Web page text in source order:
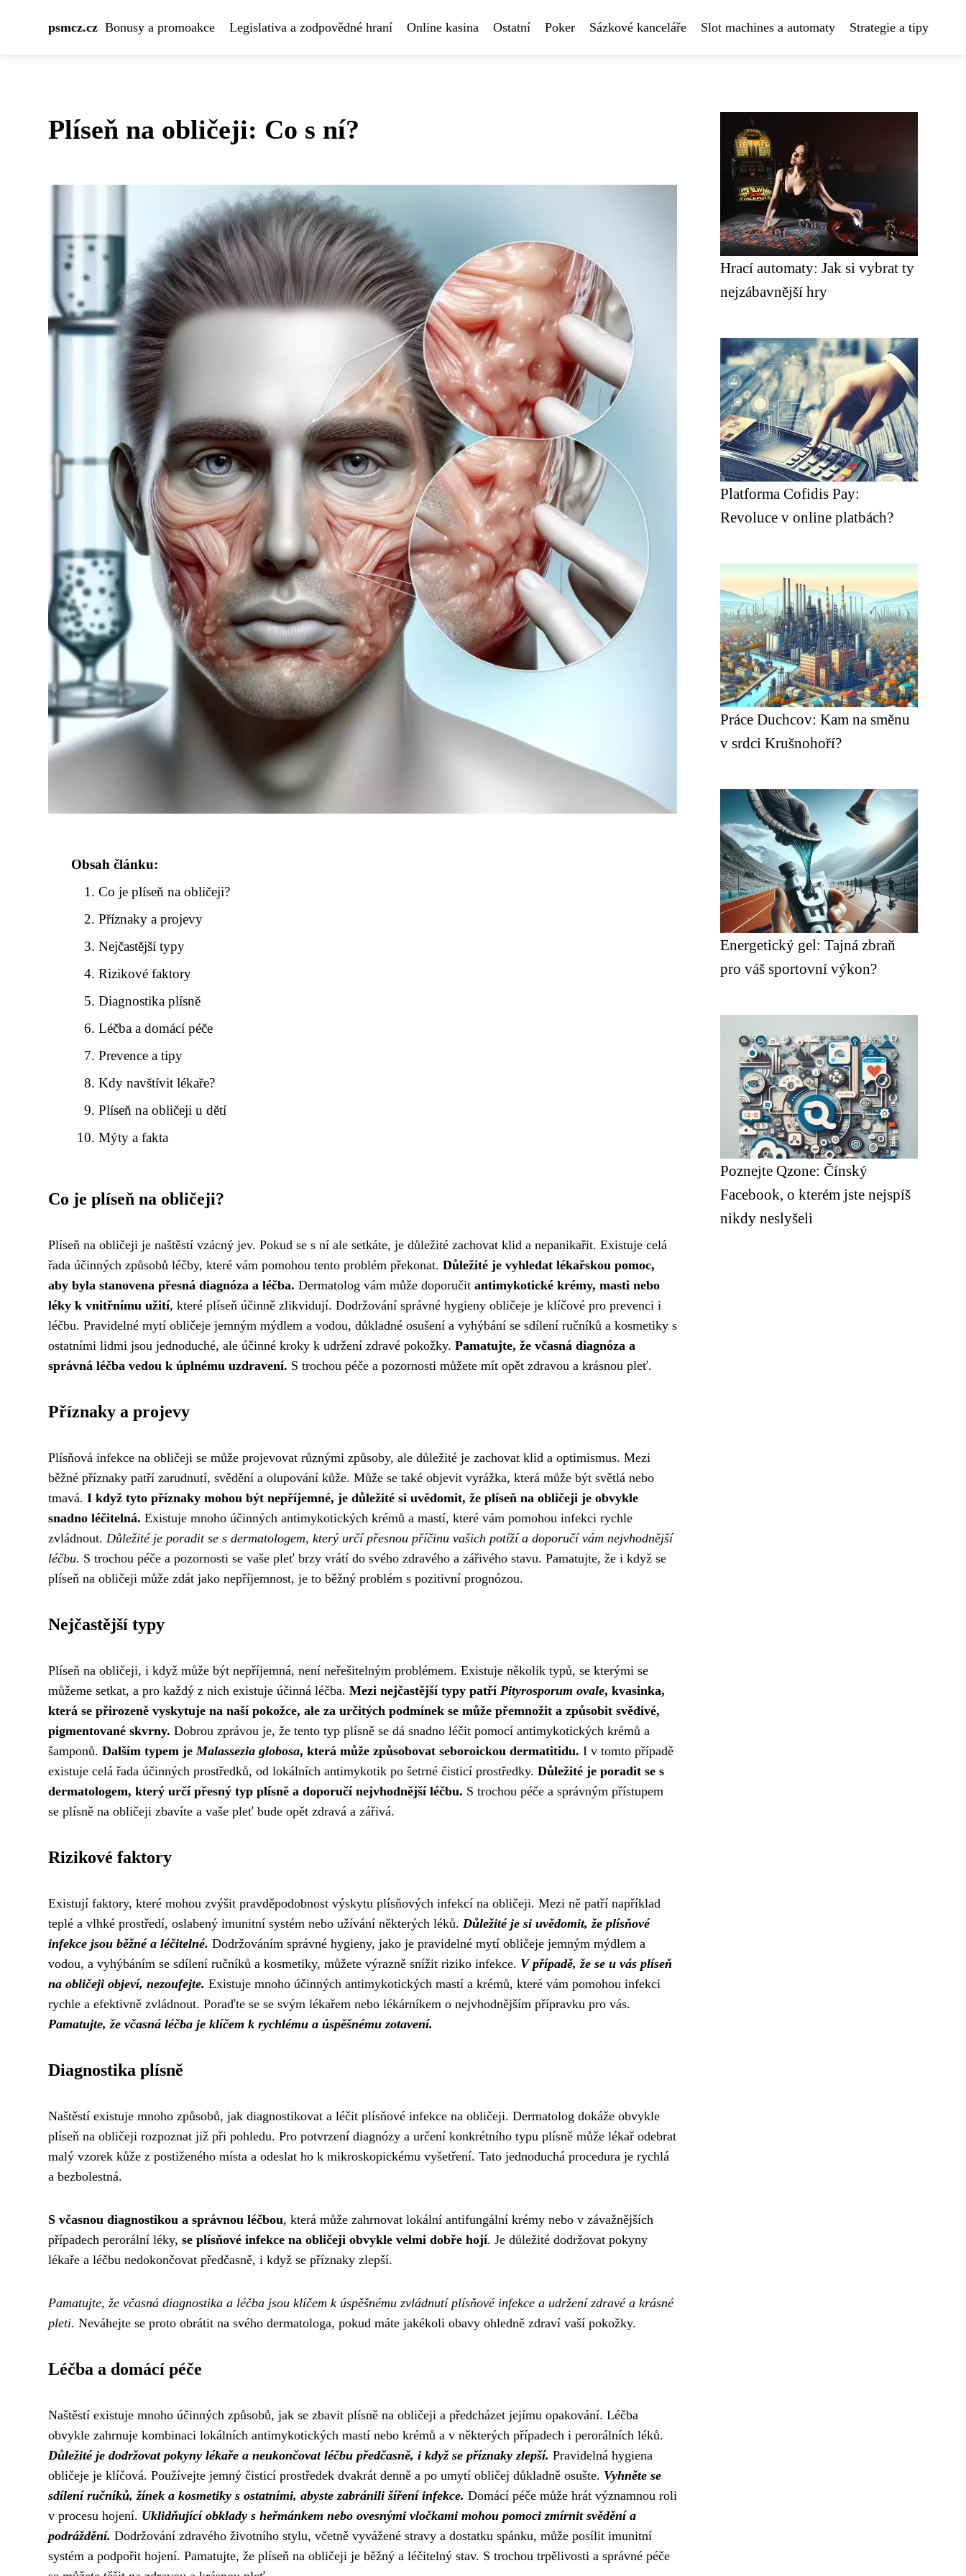
psmcz.cz Bonusy a promoakce Legislativa a zodpovědné hraní Online kasina Ostatní Poker Sázkové kanceláře Slot machines a automaty Strategie a tipy
Plíseň na obličeji: Co s ní?
Obsah článku:
Co je plíseň na obličeji?
Příznaky a projevy
Nejčastější typy
Rizikové faktory
Diagnostika plísně
Léčba a domácí péče
Prevence a tipy
Kdy navštívit lékaře?
Plíseň na obličeji u dětí
Mýty a fakta
Co je plíseň na obličeji?
Plíseň na obličeji je naštěstí vzácný jev. Pokud se s ní ale setkáte, je důležité zachovat klid a nepanikařit. Existuje celá
řada účinných způsobů léčby, které vám pomohou tento problém překonat. Důležité je vyhledat lékařskou pomoc,
aby byla stanovena přesná diagnóza a léčba. Dermatolog vám může doporučit antimykotické krémy, masti nebo
léky k vnitřnímu užití, které plíseň účinně zlikvidují. Dodržování správné hygieny obličeje je klíčové pro prevenci i
léčbu. Pravidelné mytí obličeje jemným mýdlem a vodou, důkladné osušení a vyhýbání se sdílení ručníků a kosmetiky s
ostatními lidmi jsou jednoduché, ale účinné kroky k udržení zdravé pokožky. Pamatujte, že včasná diagnóza a
správná léčba vedou k úplnému uzdravení. S trochou péče a pozornosti můžete mít opět zdravou a krásnou pleť.
Příznaky a projevy
Plísňová infekce na obličeji se může projevovat různými způsoby, ale důležité je zachovat klid a optimismus. Mezi
běžné příznaky patří zarudnutí, svědění a olupování kůže. Může se také objevit vyrážka, která může být světlá nebo
tmavá. I když tyto příznaky mohou být nepříjemné, je důležité si uvědomit, že plíseň na obličeji je obvykle
snadno léčitelná. Existuje mnoho účinných antimykotických krémů a mastí, které vám pomohou infekci rychle
zvládnout. Důležité je poradit se s dermatologem, který určí přesnou příčinu vašich potíží a doporučí vám nejvhodnější
léčbu. S trochou péče a pozornosti se vaše pleť brzy vrátí do svého zdravého a zářivého stavu. Pamatujte, že i když se
plíseň na obličeji může zdát jako nepříjemnost, je to běžný problém s pozitivní prognózou.
Nejčastější typy
Plíseň na obličeji, i když může být nepříjemná, není neřešitelným problémem. Existuje několik typů, se kterými se
můžeme setkat, a pro každý z nich existuje účinná léčba. Mezi nejčastější typy patří Pityrosporum ovale, kvasinka,
která se přirozeně vyskytuje na naší pokožce, ale za určitých podmínek se může přemnožit a způsobit svědivé,
pigmentované skvrny. Dobrou zprávou je, že tento typ plísně se dá snadno léčit pomocí antimykotických krémů a
šamponů. Dalším typem jeMalassezia globosa, která může způsobovat seboroickou dermatitidu. I v tomto případě
existuje celá řada účinných prostředků, od lokálních antimykotik po šetrné čisticí prostředky. Důležité je poradit se s
dermatologem, který určí přesný typ plísně a doporučí nejvhodnější léčbu. S trochou péče a správným přístupem
se plísně na obličeji zbavíte a vaše pleť bude opět zdravá a zářivá.
Rizikové faktory
Existují faktory, které mohou zvýšit pravděpodobnost výskytu plísňových infekcí na obličeji. Mezi ně patří například
teplé a vlhké prostředí, oslabený imunitní systém nebo užívání některých léků. Důležité je si uvědomit, že plísňové
infekce jsou běžné a léčitelné. Dodržováním správné hygieny, jako je pravidelné mytí obličeje jemným mýdlem a
vodou, a vyhýbáním se sdílení ručníků a kosmetiky, můžete výrazně snížit riziko infekce. V případě, že se u vás plíseň
na obličeji objeví, nezoufejte. Existuje mnoho účinných antimykotických mastí a krémů, které vám pomohou infekci
rychle a efektivně zvládnout. Poraďte se se svým lékařem nebo lékárníkem o nejvhodnějším přípravku pro vás.
Pamatujte, že včasná léčba je klíčem k rychlému a úspěšnému zotavení.
Diagnostika plísně
Naštěstí existuje mnoho způsobů, jak diagnostikovat a léčit plísňové infekce na obličeji. Dermatolog dokáže obvykle
plíseň na obličeji rozpoznat již při pohledu. Pro potvrzení diagnózy a určení konkrétního typu plísně může lékař odebrat
malý vzorek kůže z postiženého místa a odeslat ho k mikroskopickému vyšetření. Tato jednoduchá procedura je rychlá
a bezbolestná.
S včasnou diagnostikou a správnou léčbou, která může zahrnovat lokální antifungální krémy nebo v závažnějších
případech perorální léky, se plísňové infekce na obličeji obvykle velmi dobře hojí. Je důležité dodržovat pokyny
lékaře a léčbu nedokončovat předčasně, i když se příznaky zlepší.
Pamatujte, že včasná diagnostika a léčba jsou klíčem k úspěšnému zvládnutí plísňové infekce a udržení zdravé a krásné
pleti. Neváhejte se proto obrátit na svého dermatologa, pokud máte jakékoli obavy ohledně zdraví vaší pokožky.
Léčba a domácí péče
Naštěstí existuje mnoho účinných způsobů, jak se zbavit plísně na obličeji a předcházet jejímu opakování. Léčba
obvykle zahrnuje kombinaci lokálních antimykotických mastí nebo krémů a v některých případech i perorálních léků.
Důležité je dodržovat pokyny lékaře a neukončovat léčbu předčasně, i když se příznaky zlepší. Pravidelná hygiena
obličeje je klíčová. Používejte jemný čisticí prostředek dvakrát denně a po umytí obličej důkladně osušte. Vyhněte se
sdílení ručníků, žínek a kosmetiky s ostatními, abyste zabránili šíření infekce. Domácí péče může hrát významnou roli
v procesu hojení. Uklidňující obklady s heřmánkem nebo ovesnými vločkami mohou pomoci zmírnit svědění a
podráždění. Dodržování zdravého životního stylu, včetně vyvážené stravy a dostatku spánku, může posílit imunitní
systém a podpořit hojení. Pamatujte, že plíseň na obličeji je běžný a léčitelný stav. S trochou trpělivosti a správné péče
Hrací automaty: Jak si vybrat ty
nejzábavnější hry
Platforma Cofidis Pay:
Revoluce v online platbách?
Práce Duchcov: Kam na směnu
v srdci Krušnohoří?
Energetický gel: Tajná zbraň
pro váš sportovní výkon?
Poznejte Qzone: Čínský
Facebook, o kterém jste nejspíš
nikdy neslyšeli